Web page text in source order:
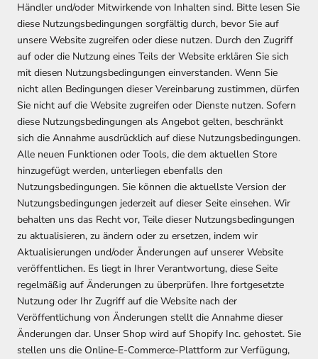
Händler und/oder Mitwirkende von Inhalten sind. Bitte lesen Sie
diese Nutzungsbedingungen sorgfältig durch, bevor Sie auf
unsere Website zugreifen oder diese nutzen. Durch den Zugriff
auf oder die Nutzung eines Teils der Website erklären Sie sich
mit diesen Nutzungsbedingungen einverstanden. Wenn Sie
nicht allen Bedingungen dieser Vereinbarung zustimmen, dürfen
Sie nicht auf die Website zugreifen oder Dienste nutzen. Sofern
diese Nutzungsbedingungen als Angebot gelten, beschränkt
sich die Annahme ausdrücklich auf diese Nutzungsbedingungen.
Alle neuen Funktionen oder Tools, die dem aktuellen Store
hinzugefügt werden, unterliegen ebenfalls den
Nutzungsbedingungen. Sie können die aktuellste Version der
Nutzungsbedingungen jederzeit auf dieser Seite einsehen. Wir
behalten uns das Recht vor, Teile dieser Nutzungsbedingungen
zu aktualisieren, zu ändern oder zu ersetzen, indem wir
Aktualisierungen und/oder Änderungen auf unserer Website
veröffentlichen. Es liegt in Ihrer Verantwortung, diese Seite
regelmäßig auf Änderungen zu überprüfen. Ihre fortgesetzte
Nutzung oder Ihr Zugriff auf die Website nach der
Veröffentlichung von Änderungen stellt die Annahme dieser
Änderungen dar. Unser Shop wird auf Shopify Inc. gehostet. Sie
stellen uns die Online-E-Commerce-Plattform zur Verfügung,